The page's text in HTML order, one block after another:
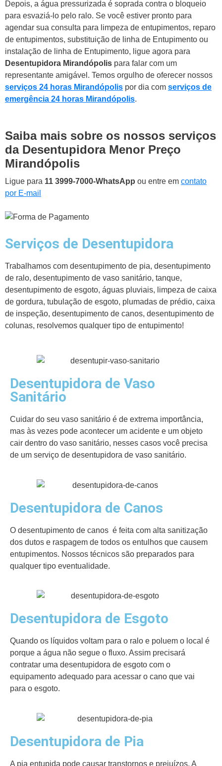
Depois, a água pressurizada é soprada contra o bloqueio
para esvaziá-lo pelo ralo. Se você estiver pronto para
agendar sua consulta para limpeza de entupimentos, reparo
de entupimentos, substituição de linha de Entupimento ou
instalação de linha de Entupimento, ligue agora para
Desentupidora Mirandópolis para falar com um
representante amigável. Temos orgulho de oferecer nossos
serviços 24 horas Mirandópolis por dia com serviços de
emergência 24 horas Mirandópolis.
Saiba mais sobre os nossos serviços
da Desentupidora Menor Preço
Mirandópolis
Ligue para 11 3999-7000-WhatsApp ou entre em contato
por E-mail
Serviços de Desentupidora
Trabalhamos com desentupimento de pia, desentupimento
de ralo, desentupimento de vaso sanitário, tanque,
desentupimento de esgoto, águas pluviais, limpeza de caixa
de gordura, tubulação de esgoto, plumadas de prédio, caixa
de inspeção, desentupimento de canos, desentupimento de
colunas, resolvemos qualquer tipo de entupimento!
Desentupidora de Vaso
Sanitário
Cuidar do seu vaso sanitário é de extrema importância,
mas às vezes pode acontecer um acidente e um objeto
cair dentro do vaso sanitário, nesses casos você precisa
de um serviço de desentupidora de vaso sanitário.
Desentupidora de Canos
O desentupimento de canos é feita com alta sanitização
dos dutos e raspagem de todos os entulhos que causem
entupimentos. Nossos técnicos são preparados para
qualquer tipo eventualidade.
Desentupidora de Esgoto
Quando os líquidos voltam para o ralo e poluem o local é
porque a água não segue o fluxo. Assim precisará
contratar uma desentupidora de esgoto com o
equipamento adequado para acessar o cano que vai
para o esgoto.
Desentupidora de Pia
A pia entupida pode causar transtornos e prejuízos. A